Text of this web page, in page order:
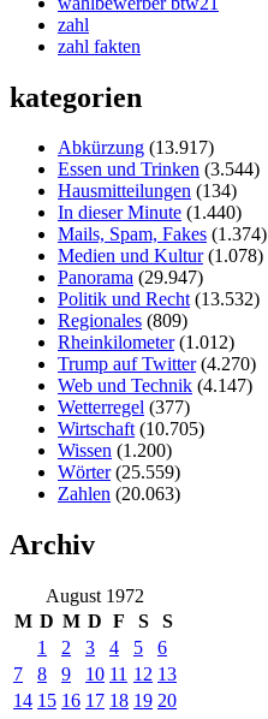
zahl
zahl fakten
kategorien
Abkürzung (13.917)
Essen und Trinken (3.544)
Hausmitteilungen (134)
In dieser Minute (1.440)
Mails, Spam, Fakes (1.374)
Medien und Kultur(1.078)
Panorama (29.947)
Politik und Recht(13.532)
Regionales (809)
Rheinkilometer(1.012)
Trump auf Twitter(4.270)
Web und Technik (4.147)
Wetterregel (377)
Wirtschaft(10.705)
Wissen (1.200)
Wörter(25.559)
Zahlen (20.063)
Archiv
August 1972
M D M D F S
S
1
2 3 4 5
6
7
8 9 10 11 12 13
14 15 16 17 18 19 20